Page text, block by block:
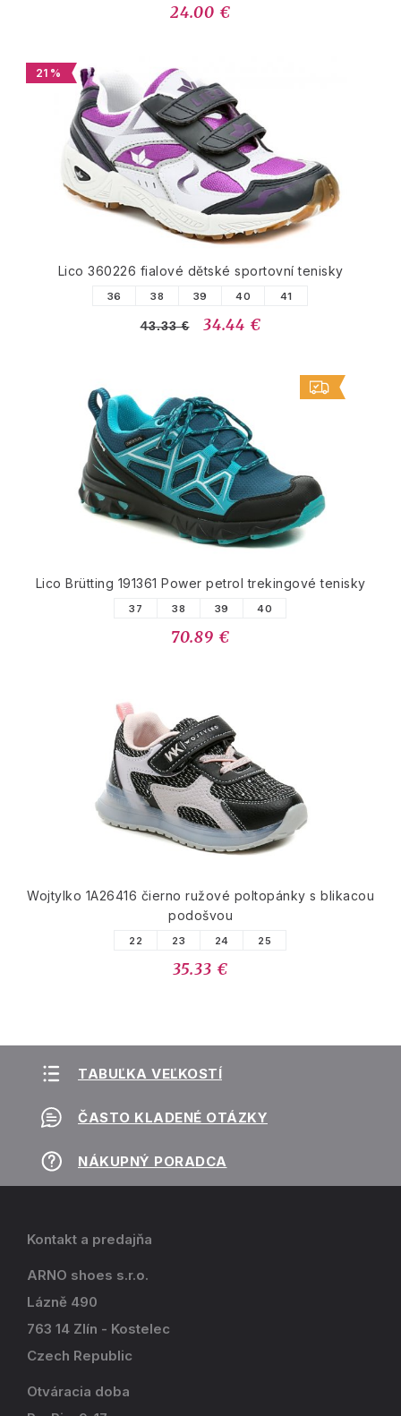
24.00 €
21 %
Lico 360226 fialové dětské sportovní tenisky
36 38 39 40 41
43.33 € 34.44 €
Lico Brütting 191361 Power petrol trekingové tenisky
37 38 39 40
70.89 €
Wojtylko 1A26416 čierno ružové poltopánky s blikacou
podošvou
22 23 24 25
35.33 €
TABUĽKA VEĽKOSTÍ
ČASTO KLADENÉ OTÁZKY
NÁKUPNÝ PORADCA
Kontakt a predajňa
ARNO shoes s.r.o.
Lázně 490
763 14 Zlín - Kostelec
Czech Republic
Otváracia doba